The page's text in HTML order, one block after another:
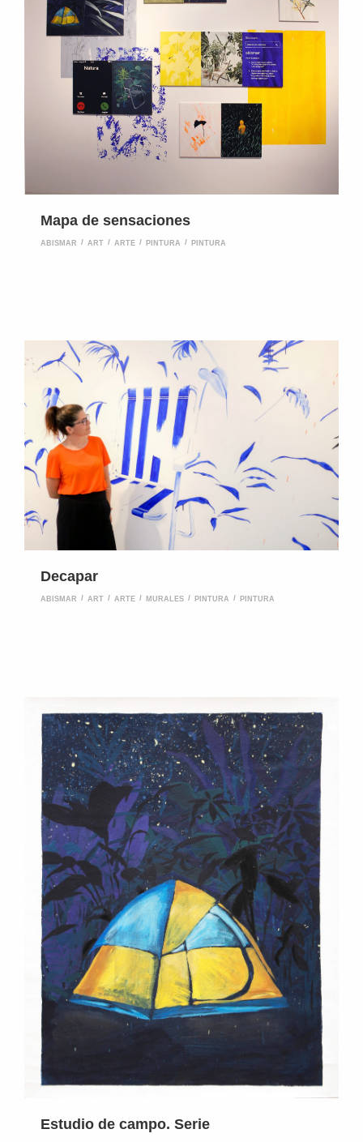
Mapa de sensaciones
ABISMAR ART ARTE PINTURA PINTURA
Decapar
ABISMAR ART ARTE MURALES PINTURA PINTURA
Estudio de campo. Serie